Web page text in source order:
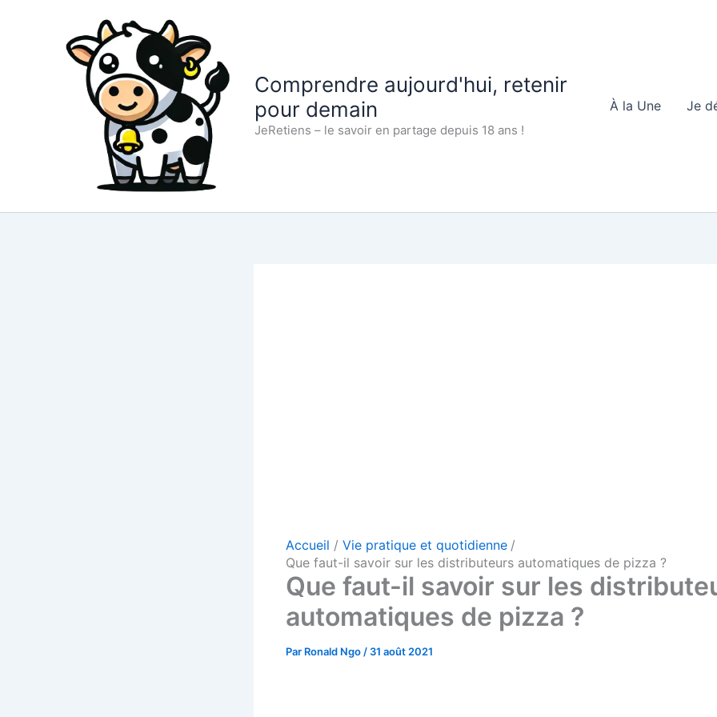
Comprendre aujourd'hui, retenir
pour demain
JeRetiens – le savoir en partage depuis 18 ans !
À la Une Je
Accueil
Vie pratique et quotidienne
Que faut-il savoir sur les distributeurs automatiques de pizza ?
Que faut-il savoir sur les
automatiques de pizza ?
Par Ronald Ngo / 31 août 2021